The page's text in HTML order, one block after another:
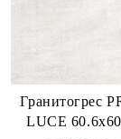
Гранитогрес
LUCE